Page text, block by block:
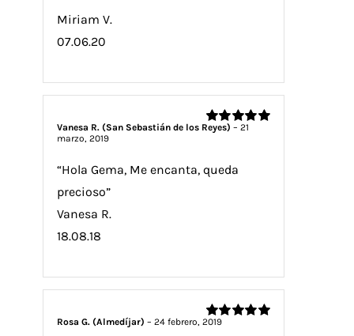
Miriam V.
07.06.20
Valorado
Vanesa R. (San Sebastián de los Reyes) – 21
marzo, 2019
“Hola Gema, Me encanta, queda
precioso”
Vanesa R.
18.08.18
Valorado
Rosa G. (Almedíjar) – 24 febrero, 2019